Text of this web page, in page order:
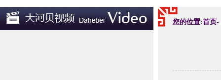
您的位置:首页-